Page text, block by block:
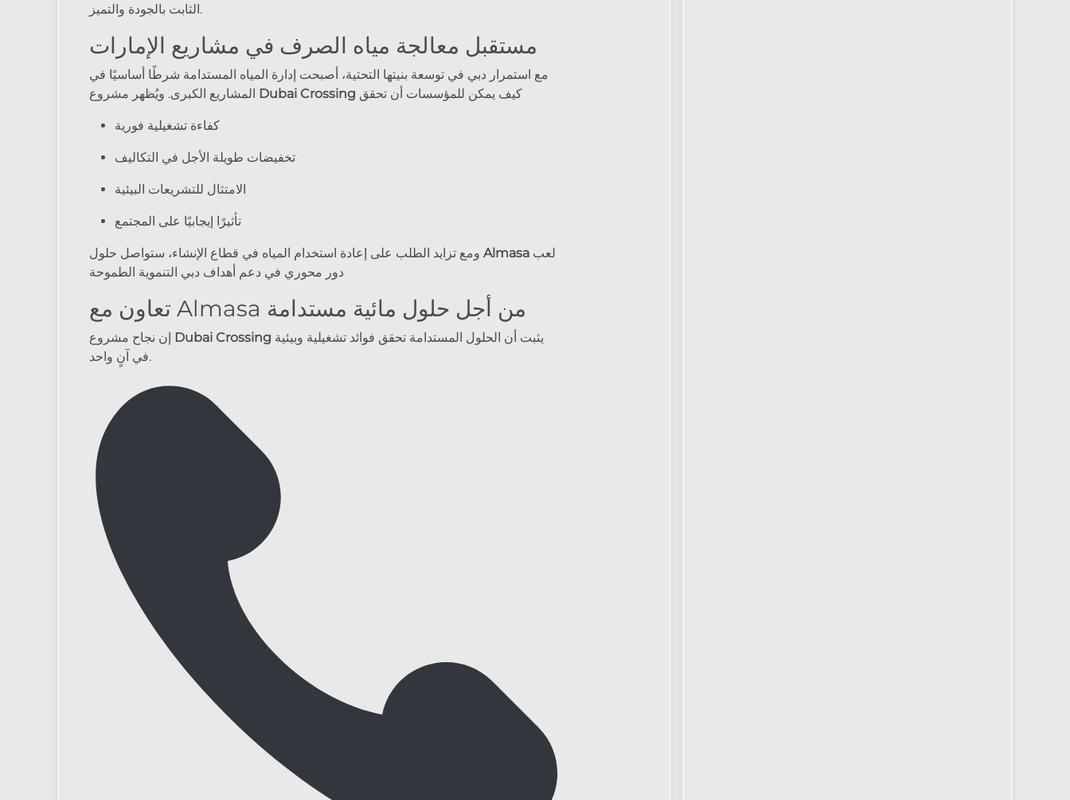
الثابت بالجودة والتميز.
مستقبل معالجة مياه الصرف في مشاريع الإمارات
مع استمرار دبي في توسعة بنيتها التحتية، أصبحت إدارة المياه المستدامة شرطًا أساسيًا في
Dubai Crossing كيف يمكن للمؤسسات أن تحقق
كفاءة تشغيلية فورية
تخفيضات طويلة الأجل في التكاليف
الامتثال للتشريعات البيئية
تأثيرًا إيجابيًا على المجتمع
Almasaلعب
دور محوري في دعم أهداف دبي التنموية الطموحة
تعاون مع Almasa من أجل حلول مائية مستدامة
Dubai Crossing
في آنٍ واحد.